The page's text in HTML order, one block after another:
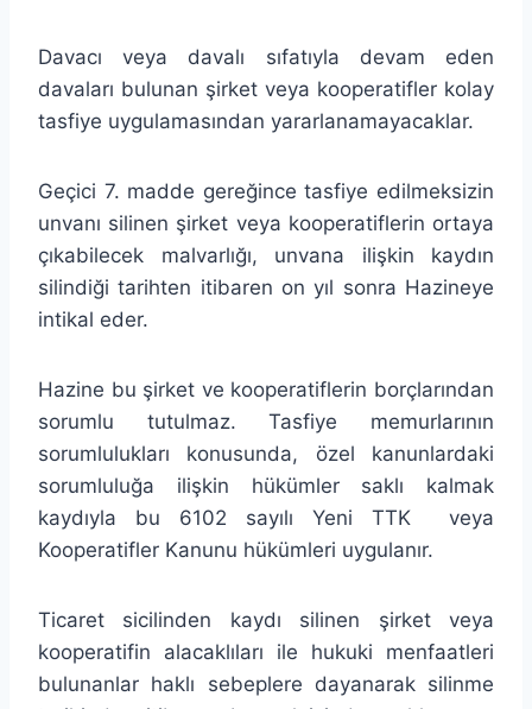
Davacı veya davalı sıfatıyla devam eden
davaları bulunan şirket veya kooperatifler kolay
tasfiye uygulamasından yararlanamayacaklar.
Geçici 7. madde gereğince tasfiye edilmeksizin
unvanı silinen şirket veya kooperatiflerin ortaya
çıkabilecek malvarlığı, unvana ilişkin kaydın
silindiği tarihten itibaren on yıl sonra Hazineye
intikal eder.
Hazine bu şirket ve kooperatiflerin borçlarından
sorumlu tutulmaz. Tasfiye memurlarının
sorumlulukları konusunda, özel kanunlardaki
sorumluluğa ilişkin hükümler saklı kalmak
kaydıyla bu 6102 sayılı Yeni TTK veya
Kooperatifler Kanunu hükümleri uygulanır.
Ticaret sicilinden kaydı silinen şirket veya
kooperatifin alacaklıları ile hukuki menfaatleri
bulunanlar haklı sebeplere dayanarak silinme